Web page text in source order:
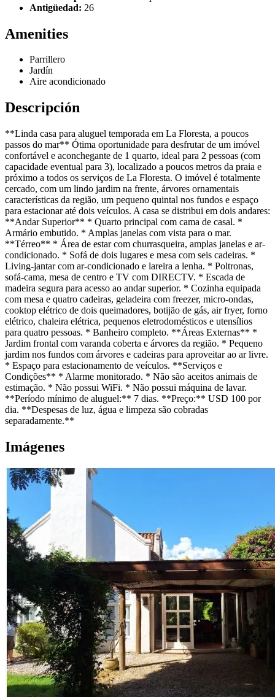
Antigüedad: 26
Amenities
Parrillero
Jardín
Aire acondicionado
Descripción
**Linda casa para aluguel temporada em La Floresta, a poucos
passos do mar** Ótima oportunidade para desfrutar de um imóvel
confortável e aconchegante de 1 quarto, ideal para 2 pessoas (com
capacidade eventual para 3), localizado a poucos metros da praia e
próximo a todos os serviços de La Floresta. O imóvel é totalmente
cercado, com um lindo jardim na frente, árvores ornamentais
características da região, um pequeno quintal nos fundos e espaço
para estacionar até dois veículos. A casa se distribui em dois andares:
**Andar Superior** * Quarto principal com cama de casal. *
Armário embutido. * Amplas janelas com vista para o mar.
**Térreo** * Área de estar com churrasqueira, amplas janelas e ar-
condicionado. * Sofá de dois lugares e mesa com seis cadeiras. *
Living-jantar com ar-condicionado e lareira a lenha. * Poltronas,
sofá-cama, mesa de centro e TV com DIRECTV. * Escada de
madeira segura para acesso ao andar superior. * Cozinha equipada
com mesa e quatro cadeiras, geladeira com freezer, micro-ondas,
cooktop elétrico de dois queimadores, botijão de gás, air fryer, forno
elétrico, chaleira elétrica, pequenos eletrodomésticos e utensílios
para quatro pessoas. * Banheiro completo. **Áreas Externas** *
Jardim frontal com varanda coberta e árvores da região. * Pequeno
jardim nos fundos com árvores e cadeiras para aproveitar ao ar livre.
* Espaço para estacionamento de veículos. **Serviços e
Condições** * Alarme monitorado. * Não são aceitos animais de
estimação. * Não possui WiFi. * Não possui máquina de lavar.
**Período mínimo de aluguel:** 7 dias. **Preço:** USD 100 por
dia. **Despesas de luz, água e limpeza são cobradas
separadamente.**
Imágenes